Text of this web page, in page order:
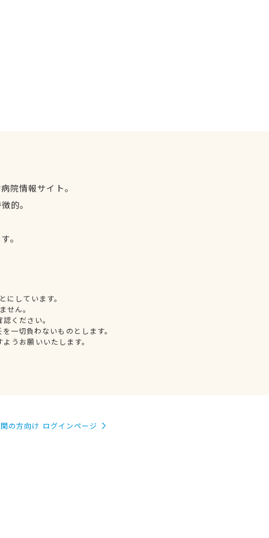
院情報サイト。
的。
。
しています。
せん。
ください。
一切負わないものとします。
うお願いいたします。
の方向け ログインページ